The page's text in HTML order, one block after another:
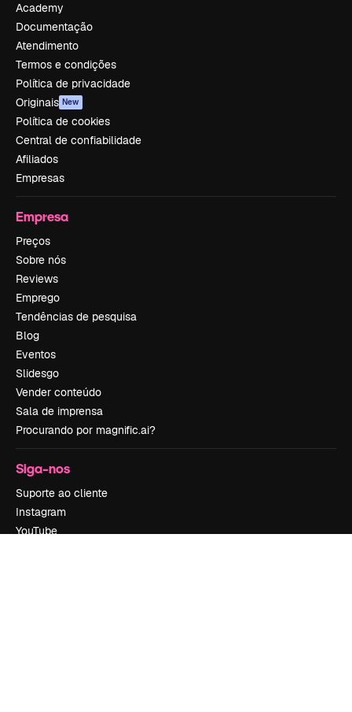
Academy
Documentação
Atendimento
Termos e condições
Política de privacidade
Originais New
Política de cookies
Central de confiabilidade
Afiliados
Empresas
Empresa
Preços
Sobre nós
Reviews
Emprego
Tendências de pesquisa
Blog
Eventos
Slidesgo
Vender conteúdo
Sala de imprensa
Procurando por magnific.ai?
Siga-nos
Suporte ao cliente
Instagram
YouTube